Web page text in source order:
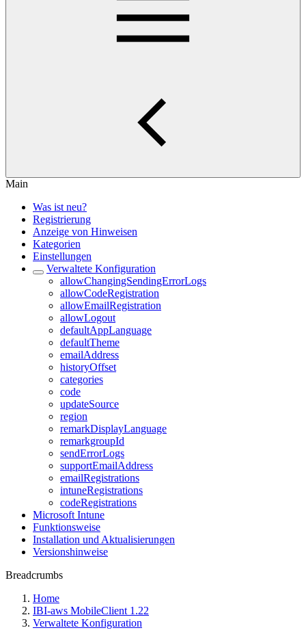
Main
Was ist neu?
Registrierung
Anzeige von Hinweisen
Kategorien
Einstellungen
Verwaltete Konfiguration
allowChangingSendingErrorLogs
allowCodeRegistration
allowEmailRegistration
allowLogout
defaultAppLanguage
defaultTheme
emailAddress
historyOffset
categories
code
updateSource
region
remarkDisplayLanguage
remarkgroupId
sendErrorLogs
supportEmailAddress
emailRegistrations
intuneRegistrations
codeRegistrations
Microsoft Intune
Funktionsweise
Installation und Aktualisierungen
Versionshinweise
Breadcrumbs
Home
IBI-aws MobileClient 1.22
Verwaltete Konfiguration